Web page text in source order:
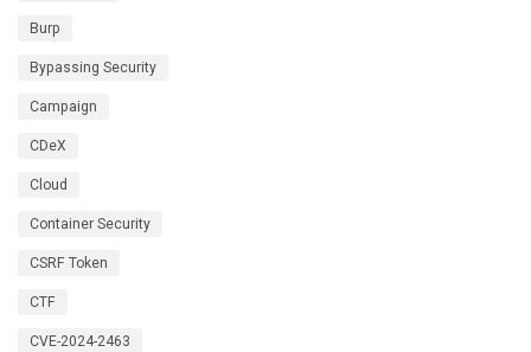
Burp
Bypassing Security
Campaign
CDeX
Cloud
Container Security
CSRF Token
CTF
CVE-2024-2463